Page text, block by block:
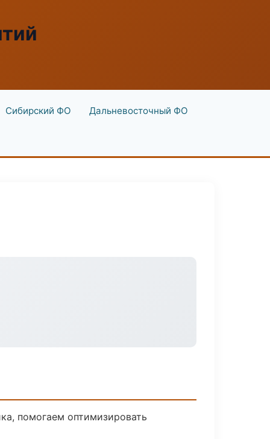
Сибирский ФО Дальневосточный ФО
помогаем оптимизировать